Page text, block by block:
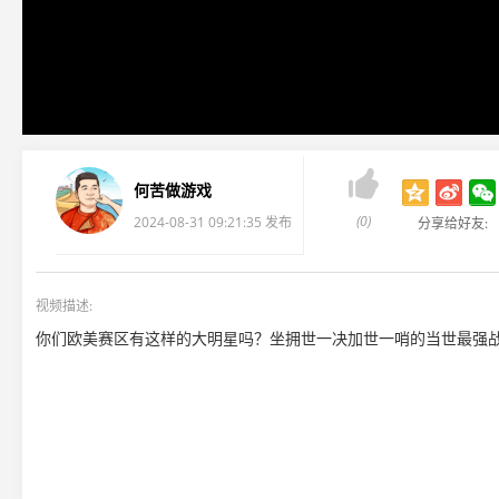
何苦做游戏
2024-08-31 09:21:35 发布

(0) 分享给好友:
视频描述:
你们欧美赛区有这样的大明星吗？坐拥世一决加世一哨的当世最强